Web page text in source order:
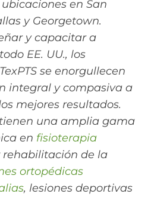
en San
y Georgetown.
y capacitar a
EE. UU., los
se enorgullecen
integral y compasiva a
mejores resultados.
una amplia gama
en fisioterapia
rehabilitación de la
ortopédicas
, lesiones deportivas